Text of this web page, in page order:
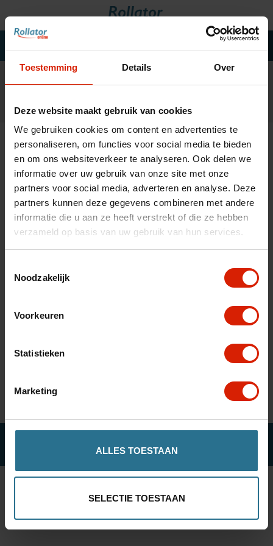
Toestemming Details Over
Deze website maakt gebruik van cookies
We gebruiken cookies om content en advertenties te
personaliseren, om functies voor social media te bieden
en om ons websiteverkeer te analyseren. Ook delen we
informatie over uw gebruik van onze site met onze
partners voor social media, adverteren en analyse. Deze
partners kunnen deze gegevens combineren met andere
informatie die u aan ze heeft verstrekt of die ze hebben
verzameld op basis van uw gebruik van hun services.
Noodzakelijk
Voorkeuren
Statistieken
Marketing
ALLES TOESTAAN
SELECTIE TOESTAAN
Rollators
Scooters
Wandelstokken
Trolleys
Bad- en slaapkamer
Accessoires
Wisselstukken
fr es
Home » Tags » oxygen
Filteren
Producten getagd met
oxygen